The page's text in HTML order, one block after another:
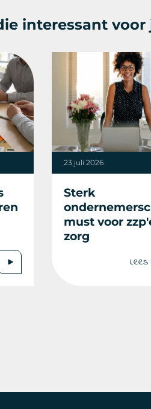
interessant voor
23 juli 2026
Sterk
must voor
zorg